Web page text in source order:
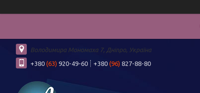
Володимира Мономаха 7, Дніпро, Україна
+380 (63) 920-49-60 +380 (96) 827-88-80